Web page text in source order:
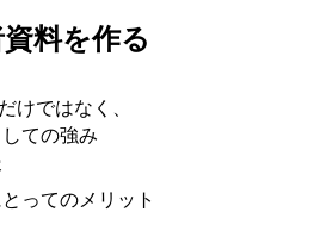
料を作る
けではなく、
ての強み
ってのメリット